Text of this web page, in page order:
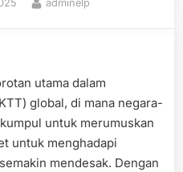
adminelp
utama dalam
global, di mana negara-
untuk merumuskan
untuk menghadapi
mendesak. Dengan